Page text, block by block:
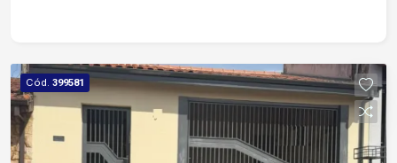
Cód. 399581